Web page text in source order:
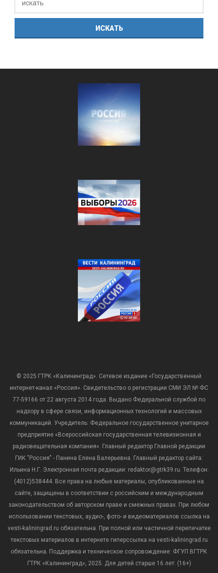
© 2025 ГТРК «Калининград». Сетевое издание «Государственный
интернет-канал «Россия». Свидетельство о регистрации СМИ ЭЛ № ФС
77-59166 от 22 августа 2014 года. Выдано Федеральной службой по
надзору в сфере связи, информационных технологий и массовых
коммуникаций. Учредитель: Федеральное государственное унитарное
предприятие «Всероссийская государственная телевизионная и
радиовещательная компания». Главный редактор Главной редакции
ГИК "Россия" - Панина Елена Валерьевна. Главный редактор сайта:
Ильина Н.Г. Электронная почта редакции: redaktor@gtrk39.ru. Телефон:
(4012)538444. Все права на любые материалы, опубликованные на
сайте, защищены в соответствии с российским и международным
законодательством об авторском праве и смежных правах. При любом
использовании текстовых, аудио-, фото- и видеоматериалов ссылка на
vesti-kaliningrad.ru обязательна. При полной или частичной перепечатке
текстовых материалов в интернете гиперссылка на vesti-kaliningrad.ru
обязательна. Поддержка и техническое сопровождение: ФГУП ВГТРК
ГТРК «Калининград», 2025. Для детей старше 16 лет. (16+)